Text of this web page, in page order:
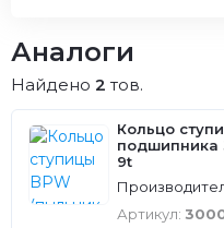
Аналоги
Найдено 2 тов.
Кольцо
подшипника
9t
Артикул: